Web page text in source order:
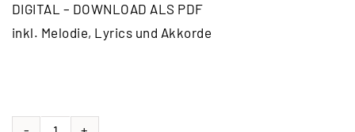
DIGITAL – DOWNLOAD ALS PDF
inkl. Melodie, Lyrics und Akkorde